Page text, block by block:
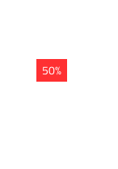
Accesorios
50%